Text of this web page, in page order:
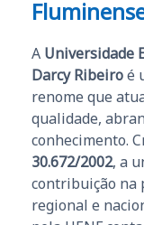
A Universidade
Darcy Ribeiroé
renome que
qualidade,
conhecimento.
30.672/2002, a
contribuição na
regional e